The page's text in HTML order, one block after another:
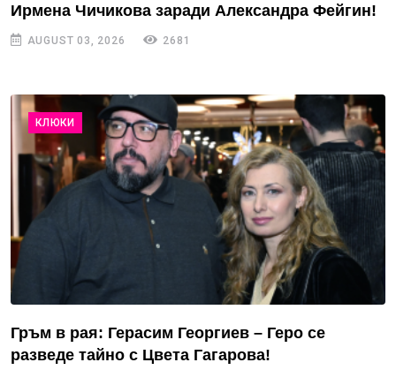
Ирмена Чичикова заради Александра Фейгин!
AUGUST 03, 2026 2681
КЛЮКИ
Гръм в рая: Герасим Георгиев – Геро се
разведе тайно с Цвета Гагарова!